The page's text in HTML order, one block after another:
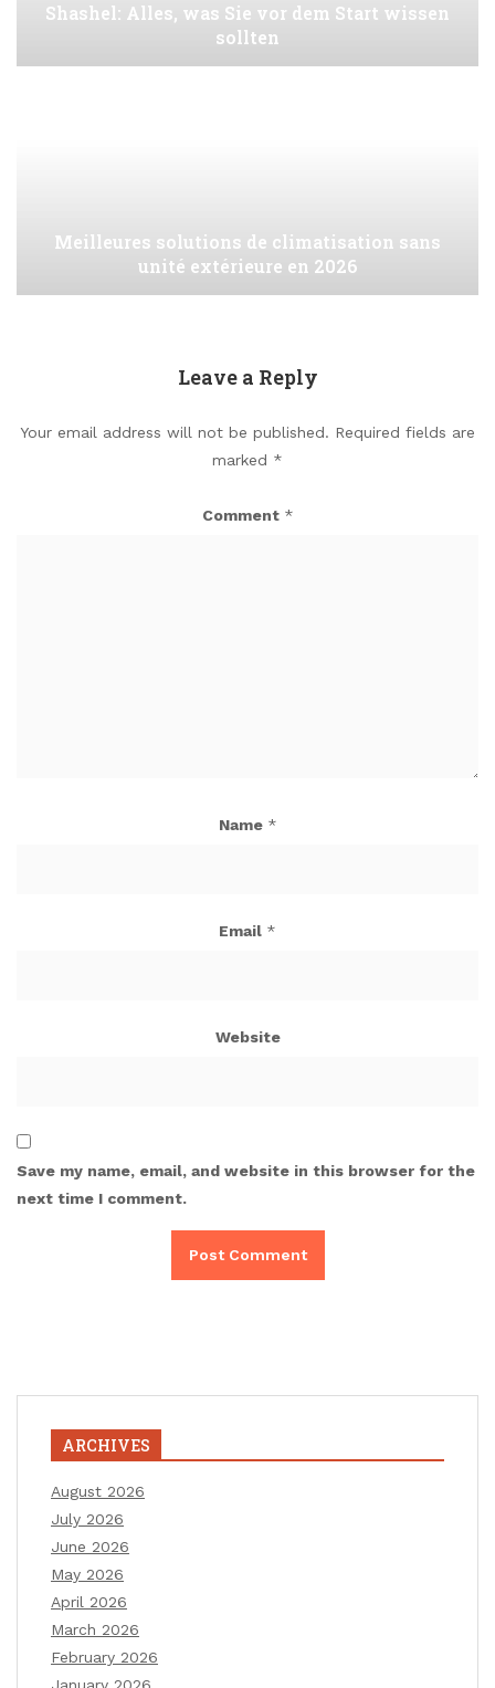
Shashel: Alles, was Sie vor dem Start wissen
sollten
Meilleures solutions de climatisation sans
unité extérieure en 2026
Leave a Reply
Your email address will not be published. Required fields are
marked *
Comment *
Name *
Email *
Website
Save my name, email, and website in this browser for the
next time I comment.
ARCHIVES
August 2026
July 2026
June 2026
May 2026
April 2026
March 2026
February 2026